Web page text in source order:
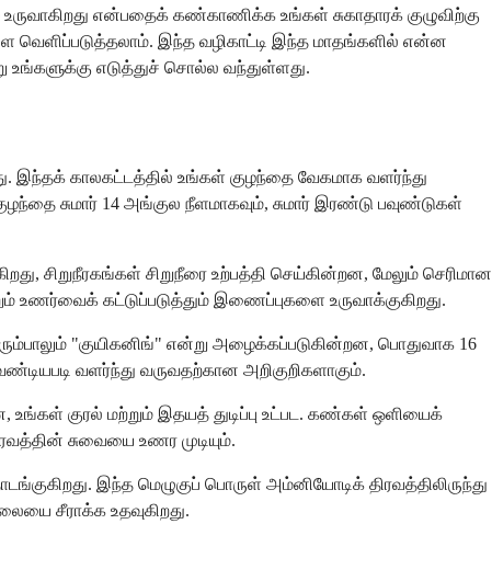
என்பதைக் கண்காணிக்க உங்கள் சுகாதாரக் குழுவிற்கு
வெளிப்படுத்தலாம். இந்த வழிகாட்டி இந்த மாதங்களில் என்ன
உங்களுக்கு எடுத்துச் சொல்ல வந்துள்ளது.
இந்தக் காலகட்டத்தில் உங்கள் குழந்தை வேகமாக வளர்ந்து
சுமார் 14 அங்குல நீளமாகவும், சுமார் இரண்டு பவுண்டுகள்
சிறுநீரகங்கள் சிறுநீரை உற்பத்தி செய்கின்றன, மேலும் செரிமான
உணர்வைக் கட்டுப்படுத்தும் இணைப்புகளை உருவாக்குகிறது.
"குயிகனிங்" என்று அழைக்கப்படுகின்றன, பொதுவாக 16
வளர்ந்து வருவதற்கான அறிகுறிகளாகும்.
குரல் மற்றும் இதயத் துடிப்பு உட்பட. கண்கள் ஒளியைக்
சுவையை உணர முடியும்.
இந்த மெழுகுப் பொருள் அம்னியோடிக் திரவத்திலிருந்து
சீராக்க உதவுகிறது.